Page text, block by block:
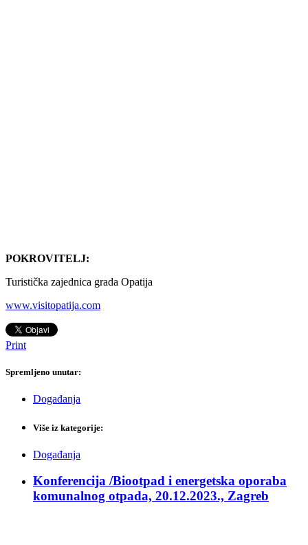
POKROVITELJ:
Turistička zajednica grada Opatija
www.visitopatija.com
Print
Spremljeno unutar:
Događanja
Više iz kategorije:
Događanja
Konferencija /Biootpad i energetska oporaba
komunalnog otpada, 20.12.2023., Zagreb